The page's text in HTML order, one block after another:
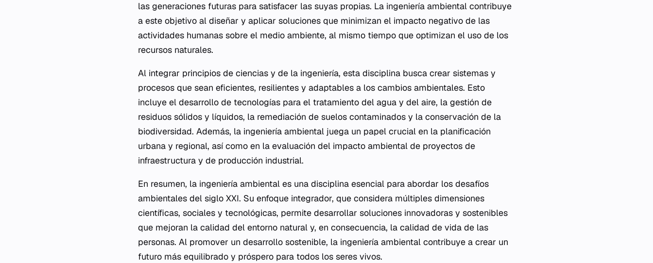
las generaciones futuras para satisfacer las suyas propias. La ingeniería ambiental contribuye
a este objetivo al diseñar y aplicar soluciones que minimizan el impacto negativo de las
actividades humanas sobre el medio ambiente, al mismo tiempo que optimizan el uso de los
recursos naturales.
Al integrar principios de ciencias y de la ingeniería, esta disciplina busca crear sistemas y
procesos que sean eficientes, resilientes y adaptables a los cambios ambientales. Esto
incluye el desarrollo de tecnologías para el tratamiento del agua y del aire, la gestión de
residuos sólidos y líquidos, la remediación de suelos contaminados y la conservación de la
biodiversidad. Además, la ingeniería ambiental juega un papel crucial en la planificación
urbana y regional, así como en la evaluación del impacto ambiental de proyectos de
infraestructura y de producción industrial.
En resumen, la ingeniería ambiental es una disciplina esencial para abordar los desafíos
ambientales del siglo XXI. Su enfoque integrador, que considera múltiples dimensiones
científicas, sociales y tecnológicas, permite desarrollar soluciones innovadoras y sostenibles
que mejoran la calidad del entorno natural y, en consecuencia, la calidad de vida de las
personas. Al promover un desarrollo sostenible, la ingeniería ambiental contribuye a crear un
futuro más equilibrado y próspero para todos los seres vivos.